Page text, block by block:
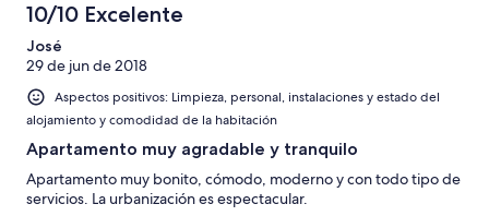
10/10 Excelente
José
29 de jun de 2018
Aspectos positivos: Limpieza, personal, instalaciones y estado del
alojamiento y comodidad de la habitación
Apartamento muy agradable y tranquilo
Apartamento muy bonito, cómodo, moderno y con todo tipo de
servicios. La urbanización es espectacular.